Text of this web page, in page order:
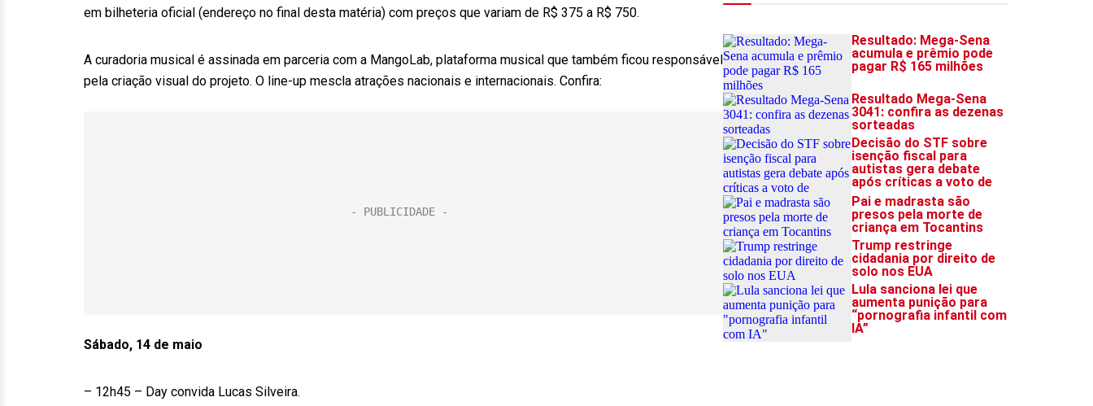
em bilheteria oficial (endereço no final desta matéria) com preços que variam de R$ 375 a R$ 750.
A curadoria musical é assinada em parceria com a MangoLab, plataforma musical que também ficou responsável
pela criação visual do projeto. O line-up mescla atrações nacionais e internacionais. Confira:
Sábado, 14 de maio
– 12h45 – Day convida Lucas Silveira.